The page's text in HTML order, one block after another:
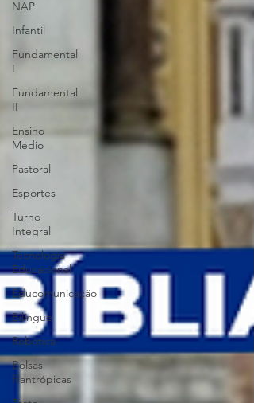
NAP
Infantil
Fundamental
I
Fundamental
II
Ensino
Médio
Pastoral
Esportes
Turno
Integral
Tecnologia
Educacional
Educomunicação
Bilíngue
Robótica
Bolsas
filantrópicas